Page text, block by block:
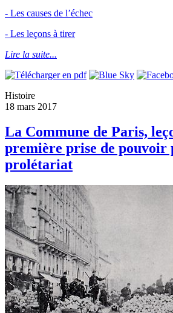
- Les causes de l’échec
- Les leçons à tirer
Lire la suite...
Histoire
18 mars 2017
La Commune de Paris,
première prise de pouvoir
prolétariat